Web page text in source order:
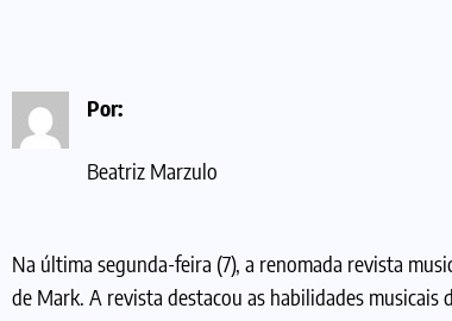
Por:
Beatriz Marzulo
Na última segunda-feira (7), a renomada revista
de Mark. A revista destacou as habilidades